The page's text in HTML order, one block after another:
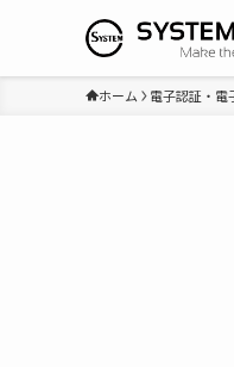
ホーム 電子認証・電